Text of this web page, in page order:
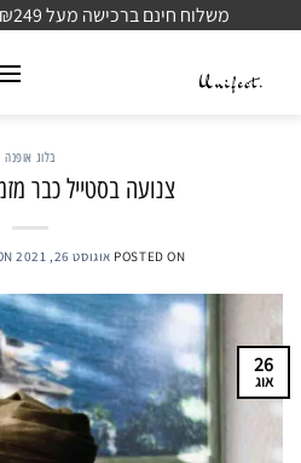
content
משלוח חינם ברכישה מעל ₪249 | מינימום הזמנה ₪100
בלוג אופנה
צנועה בסטייל כבר
POSTED ON אוגוסט 26, 2021
26
אוג